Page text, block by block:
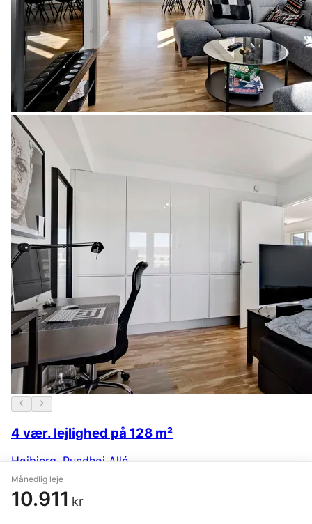
Månedlig leje
10.911 kr
4 vær. lejlighed på 128 m²
Højbjerg Rundhøj Allé
12.499 kr.